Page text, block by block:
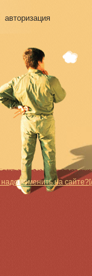
авторизация
изменить на